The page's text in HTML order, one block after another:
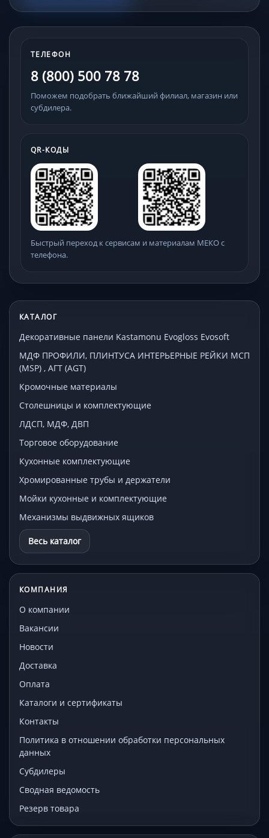
ТЕЛЕФОН
8 (800) 500 78 78
Поможем подобрать ближайший филиал, магазин или
субдилера.
QR-КОДЫ
Быстрый переход к сервисам и материалам МЕКО с
телефона.
КАТАЛОГ
Декоративные панели Kastamonu Evogloss Evosoft
МДФ ПРОФИЛИ, ПЛИНТУСА ИНТЕРЬЕРНЫЕ РЕЙКИ МСП
(MSP) , АГТ (AGT)
Кромочные материалы
Столешницы и комплектующие
ЛДСП, МДФ, ДВП
Торговое оборудование
Кухонные комплектующие
Хромированные трубы и держатели
Мойки кухонные и комплектующие
Механизмы выдвижных ящиков
Весь каталог
КОМПАНИЯ
О компании
Вакансии
Новости
Доставка
Оплата
Каталоги и сертификаты
Контакты
Политика в отношении обработки персональных
данных
Субдилеры
Сводная ведомость
Резерв товара